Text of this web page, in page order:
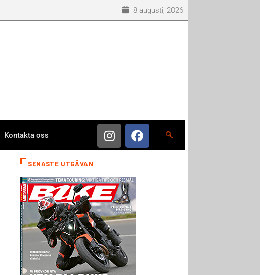
8 augusti, 2026
Kontakta oss
SENASTE UTGÅVAN